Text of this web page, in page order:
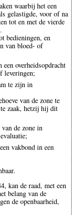
waarbij het een
gelastigde, voor of na
tot en met de vierde
bedieningen, en
van bloed- of
een overheidsopdracht
leveringen;
te zijn in
van de zone te
zaak, hetzij hij dit
de zone in
vakbond in een
kan de raad, met een
belang van de
de openbaarheid,